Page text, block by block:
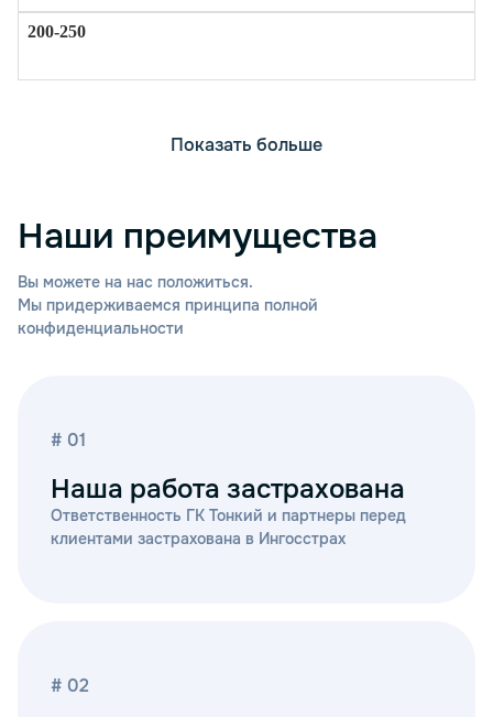
Показать больше
Наши преимущества
Вы можете на нас положиться.
Мы придерживаемся принципа полной
конфиденциальности
# 01
Наша работа застрахована
Ответственность ГК Тонкий и партнеры перед
клиентами застрахована в Ингосстрах
# 02